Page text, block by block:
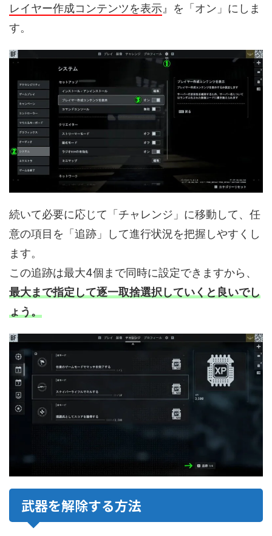
レイヤー作成コンテンツを表示 』を「オン」にしま
す。
続いて必要に応じて「チャレンジ」に移動して、任
意の項目を「追跡」して進行状況を把握しやすくし
ます。
この追跡は最大4個まで同時に設定できますから、
最大まで指定して逐一取捨選択していくと良いでし
ょう。
武器を解除する方法